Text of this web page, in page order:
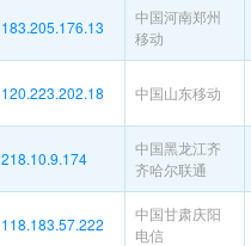
183.205.176.13
中国河南郑州
移动
120.223.202.18 中国山东移动
218.10.9.174
中国黑龙江齐
齐哈尔联通
118.183.57.222
中国甘肃庆阳
电信